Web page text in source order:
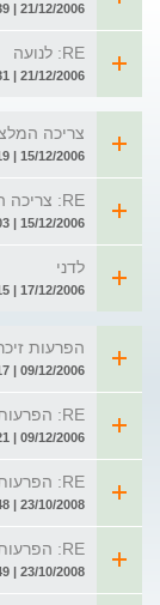
21/12/2006 | 15:39 | מאת:
RE: לנועה
21/12/2006 | 18:31 | מאת: גולשת
צריכה
15/12/2006 | 03:19 | מאת: נכדה
RE: צריכה המלצה דחופה
15/12/2006 | 13:03 | מאת: דני לא רופא ולא מטפל
לדני
17/12/2006 | 11:15 | מאת: נכדה
הפרעות
09/12/2006 | 13:17 | מאת: סוזי
RE: הפרעות זיכרון
09/12/2006 | 16:21 | מאת: א
RE: הפרעות זיכרון
23/10/2008 | 12:48 | מאת: רודיקה
RE: הפרעות זיכרון
23/10/2008 | 12:49 | מאת: רודיקה